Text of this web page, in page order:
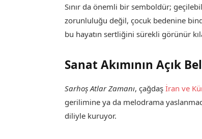
Sınır da önemli bir semboldür;
zorunluluğu değil, çocuk bedenine
bu hayatın sertliğini sürekli görünür
Sanat Akımının Açık
Sarhoş Atlar Zamanı, çağdaşİran ve
gerilimine ya da melodrama
diliyle kuruyor.